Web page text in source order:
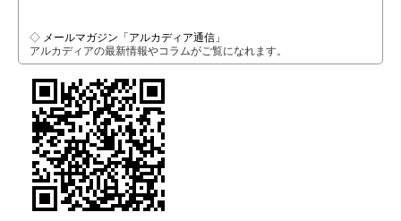
◇ メールマガジン「アルカディア通信」
アルカディアの最新情報やコラムがご覧になれます。